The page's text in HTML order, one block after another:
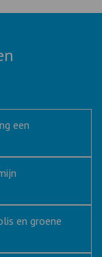
een
en groene